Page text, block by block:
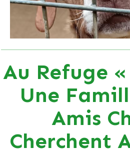
Au Refuge
Une
Amis
Cherchent